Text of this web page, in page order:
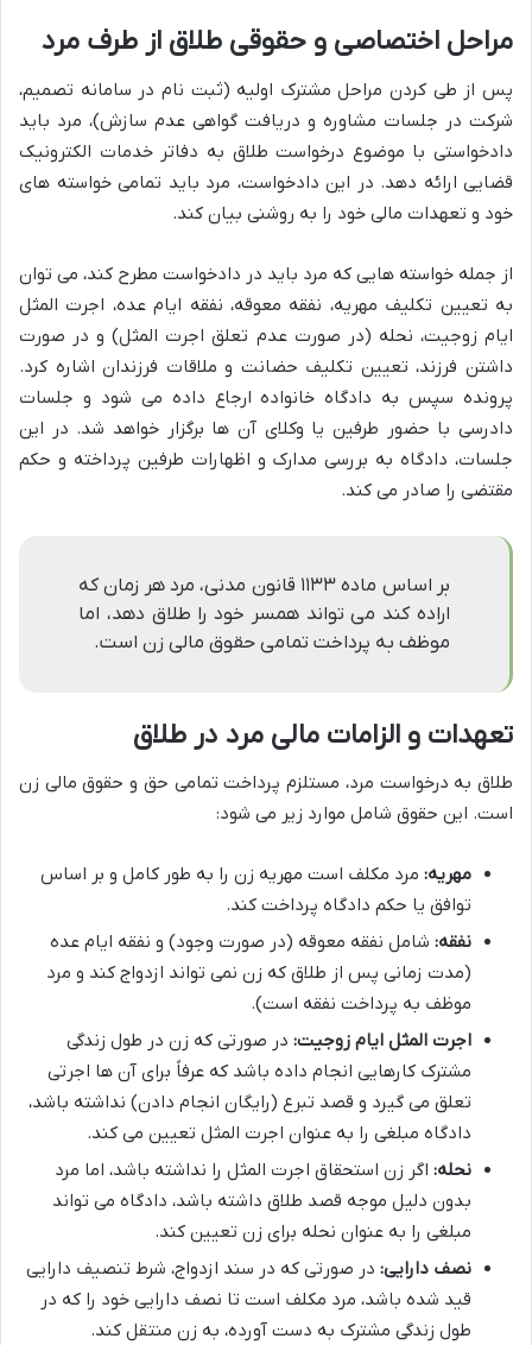
مراحل اختصاصی و حقوقی طلاق از طرف مرد
پس از طی کردن مراحل مشترک اولیه (ثبت نام در سامانه تصمیم،
شرکت در جلسات مشاوره و دریافت گواهی عدم سازش)، مرد باید
دادخواستی با موضوع درخواست طلاق به دفاتر خدمات الکترونیک
قضایی ارائه دهد. در این دادخواست، مرد باید تمامی خواسته های
خود و تعهدات مالی خود را به روشنی بیان کند.
از جمله خواسته هایی که مرد باید در دادخواست مطرح کند، می توان
به تعیین تکلیف مهریه، نفقه معوقه، نفقه ایام عده، اجرت المثل
ایام زوجیت، نحله (در صورت عدم تعلق اجرت المثل) و در صورت
داشتن فرزند، تعیین تکلیف حضانت و ملاقات فرزندان اشاره کرد.
پرونده سپس به دادگاه خانواده ارجاع داده می شود و جلسات
دادرسی با حضور طرفین یا وکلای آن ها برگزار خواهد شد. در این
جلسات، دادگاه به بررسی مدارک و اظهارات طرفین پرداخته و حکم
مقتضی را صادر می کند.
بر اساس ماده ۱۱۳۳ قانون مدنی، مرد هر زمان که
اراده کند می تواند همسر خود را طلاق دهد، اما
موظف به پرداخت تمامی حقوق مالی زن است.
تعهدات و الزامات مالی مرد در طلاق
طلاق به درخواست مرد، مستلزم پرداخت تمامی حق و حقوق مالی زن
است. این حقوق شامل موارد زیر می شود:
مهریه: مرد مکلف است مهریه زن را به طور کامل و بر اساس
توافق یا حکم دادگاه پرداخت کند.
نفقه: شامل نفقه معوقه (در صورت وجود) و نفقه ایام عده
(مدت زمانی پس از طلاق که زن نمی تواند ازدواج کند و مرد
موظف به پرداخت نفقه است).
اجرت المثل ایام زوجیت: در صورتی که زن در طول زندگی
مشترک کارهایی انجام داده باشد که عرفاً برای آن ها اجرتی
تعلق می گیرد و قصد تبرع (رایگان انجام دادن) نداشته باشد،
دادگاه مبلغی را به عنوان اجرت المثل تعیین می کند.
نحله: اگر زن استحقاق اجرت المثل را نداشته باشد، اما مرد
بدون دلیل موجه قصد طلاق داشته باشد، دادگاه می تواند
مبلغی را به عنوان نحله برای زن تعیین کند.
نصف دارایی: در صورتی که در سند ازدواج، شرط تنصیف دارایی
قید شده باشد، مرد مکلف است تا نصف دارایی خود را که در
طول زندگی مشترک به دست آورده، به زن منتقل کند.